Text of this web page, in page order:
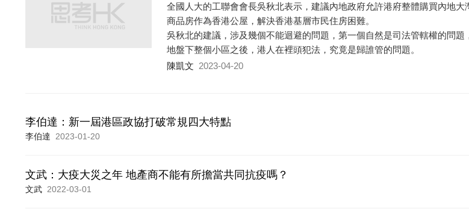
全國人大的工聯會會長吳秋北表示，建議內地政府允許港府整體購買內地大
商品房作為香港公屋，解決香港基層市民住房困難。
吳秋北的建議，涉及幾個不能迴避的問題，第一個自然是司法管轄權的問題
地盤下整個小區之後，港人在裡頭犯法，究竟是歸誰管的問題。
陳凱文 2023-04-20
李伯達：新一屆港區政協打破常規四大特點
李伯達 2023-01-20
文武：大疫大災之年 地產商不能有所擔當共同抗疫嗎？
文武 2022-03-01